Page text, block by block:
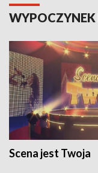
WYPOCZYNEK
Scena jest Twoja